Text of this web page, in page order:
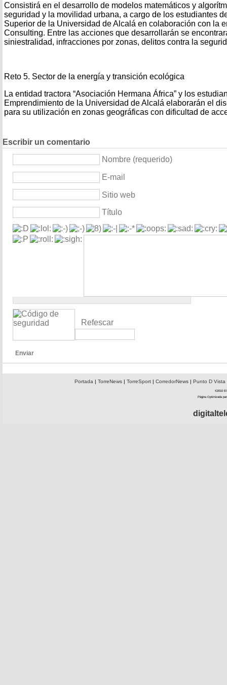
Consistirá en el desarrollo de modelos matemáticos y
seguridad y la movilidad urbana, a cargo de los estudiantes
Superior de la Universidad de Alcalá en colaboración con la
Consulting. Entre las acciones que desarrollarán se
siniestralidad, infracciones por zonas, delitos contra la
Reto 5. Sector de la energía y transición ecológica
La entidad tractora “Asociación Hermana África” y los
Emprendimiento de la Universidad de Alcalá elaborarán el
para su utilización en zonas geográficas con dificultad de
Escribir un comentario
Nombre (requerido)
E-mail
Sitio web
Título
Refescar
Enviar
Portada| TorreNews| TorreSport| CorredorNews| Punto D Vista
©2010 El
Página Optimizada